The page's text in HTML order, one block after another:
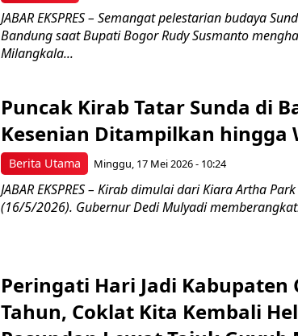
JABAR EKSPRES – Semangat pelestarian budaya
Bandung saat Bupati Bogor Rudy Susmanto
Milangkala...
Berita Utama
Puncak Kirab Tatar Sunda di
Kesenian Ditampilkan hingga
Minggu, 17 Mei 2026 - 10:24
JABAR EKSPRES – Kirab dimulai dari Kiara Artha
(16/5/2026). Gubernur Dedi Mulyadi
Peringati Hari Jadi Kabupaten
Tahun, Coklat Kita Kembali